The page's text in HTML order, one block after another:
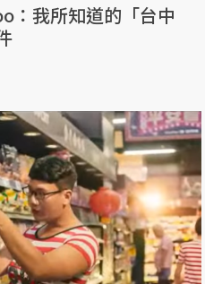
：我所知道的「台中